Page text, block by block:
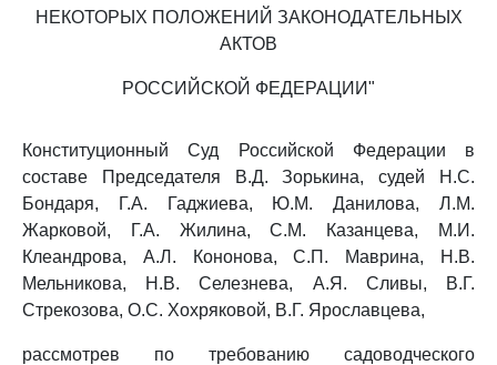
НЕКОТОРЫХ ПОЛОЖЕНИЙ ЗАКОНОДАТЕЛЬНЫХ
АКТОВ
РОССИЙСКОЙ ФЕДЕРАЦИИ"
Конституционный Суд Российской Федерации в
составе Председателя В.Д. Зорькина, судей Н.С.
Бондаря, Г.А. Гаджиева, Ю.М. Данилова, Л.М.
Жарковой, Г.А. Жилина, С.М. Казанцева, М.И.
Клеандрова, А.Л. Кононова, С.П. Маврина, Н.В.
Мельникова, Н.В. Селезнева, А.Я. Сливы, В.Г.
Стрекозова, О.С. Хохряковой, В.Г. Ярославцева,
рассмотрев по требованию садоводческого